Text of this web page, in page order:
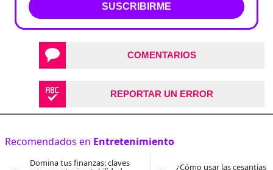
SUSCRIBIRME
COMENTARIOS
REPORTAR UN ERROR
Recomendados en Entretenimiento
Domina tus finanzas: claves ¿Cómo usar las cesantías